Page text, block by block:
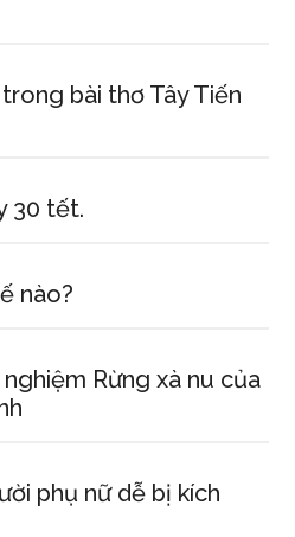
bài thơ Tây Tiến
30 tết.
nào?
Rừng xà nu của
phụ nữ dễ bị kích